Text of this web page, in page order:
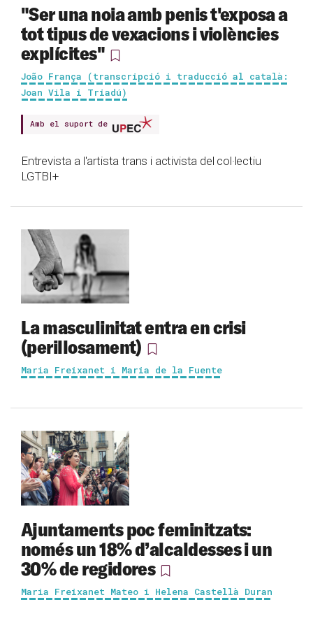
"Ser una noia amb penis t'exposa a
tot tipus de vexacions i violències
explícites"
João França (transcripció i traducció al català:
Joan Vila i Triadú)
Amb el suport de
Entrevista a l'artista trans i activista del col·lectiu
LGTBI+
La masculinitat entra en crisi
(perillosament)
Maria Freixanet i Maria de la Fuente
Ajuntaments poc feminitzats:
només un 18% d’alcaldesses i un
30% de regidores
Maria Freixanet Mateo i Helena Castellà Duran